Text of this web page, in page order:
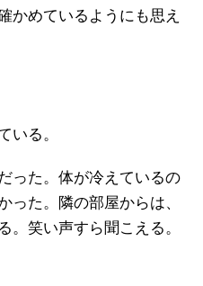
かめているようにも思え
いる。
った。体が冷えているの
った。隣の部屋からは、
。笑い声すら聞こえる。